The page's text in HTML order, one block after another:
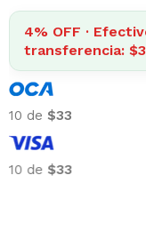
4% OFF ·
transferencia:
10 de $19
10 de $19